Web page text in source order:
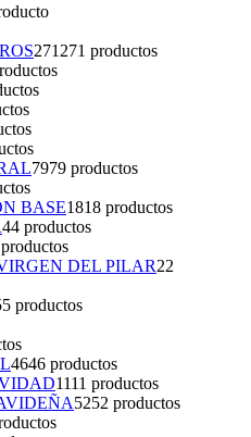
271 271 productos
7979 productos
BASE1818 productos
44 productos
DEL PILAR22
5 productos
4646 productos
1111 productos
5252 productos